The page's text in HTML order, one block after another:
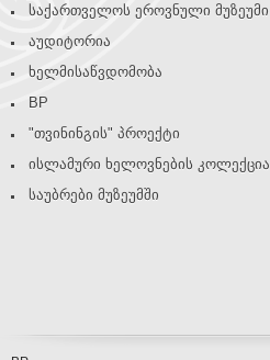
საქართველოს ეროვნული მუზეუმი
აუდიტორია
ხელმისაწვდომობა
BP
"თვინინგის" პროექტი
ისლამური ხელოვნების კოლექცია
საუბრები მუზეუმში